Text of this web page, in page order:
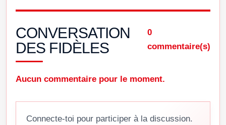
CONVERSATION
DES FIDÈLES
0
commentaire(s)
Aucun commentaire pour le moment.
Connecte-toi pour participer à la discussion.